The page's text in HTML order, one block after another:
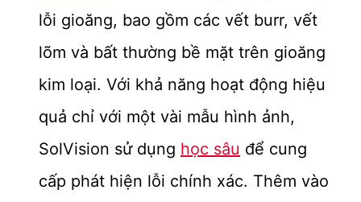
lỗi gioăng, bao gồm các vết burr, vết
lõm và bất thường bề mặt trên gioăng
kim loại. Với khả năng hoạt động hiệu
quả chỉ với một vài mẫu hình ảnh,
SolVision sử dụng học sâu để cung
cấp phát hiện lỗi chính xác. Thêm vào